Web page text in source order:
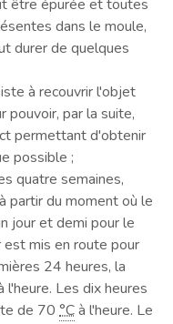
être épurée et toutes
dans le moule,
durer de quelques
à recouvrir l'objet
pouvoir, par la suite,
permettant d'obtenir
possible ;
quatre semaines,
partir du moment où le
jour et demi pour le
mis en route pour
24 heures, la
l'heure. Les dix heures
de 70 °Cà l'heure. Le